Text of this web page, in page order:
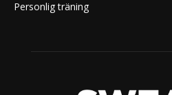
Personlig träning